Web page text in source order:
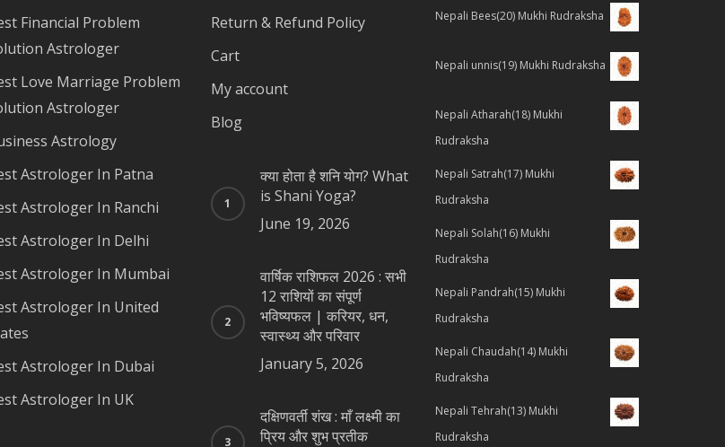
Financial Problem
Astrologer
Love Marriage Problem
Astrologer
Astrology
Astrologer In Patna
Astrologer In Ranchi
Astrologer In Delhi
Astrologer In Mumbai
Astrologer In United
Astrologer In Dubai
Astrologer In UK
Return & Refund Policy
Cart
My account
Blog
क्या होता है शनि योग? What
is Shani Yoga?
June 19, 2026
वार्षिक राशिफल 2026 : सभी
12 राशियों का संपूर्ण
भविष्यफल | करियर, धन,
स्वास्थ्य और परिवार
January 5, 2026
दक्षिणवर्ती शंख : माँ लक्ष्मी का
प्रिय और शुभ प्रतीक
Nepali Bees(20) Mukhi Rudraksha
Nepali unnis(19) Mukhi Rudraksha
Nepali Atharah(18) Mukhi
Rudraksha
Nepali Satrah(17) Mukhi
Rudraksha
Nepali Solah(16) Mukhi
Rudraksha
Nepali Pandrah(15) Mukhi
Rudraksha
Nepali Chaudah(14) Mukhi
Rudraksha
Nepali Tehrah(13) Mukhi
Rudraksha